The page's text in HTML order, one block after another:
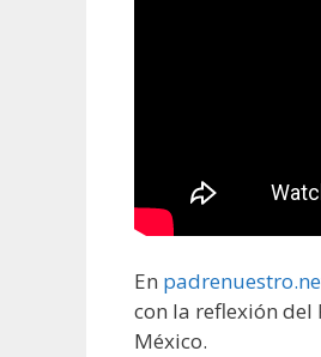
En
con la reflexión del
México.